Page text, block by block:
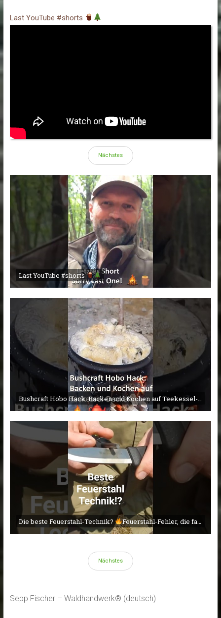
Last YouTube #shorts
Nächstes
Last YouTube #shorts
Bushcraft Hobo Hack: Backen und Kochen auf Teekessel-Deckel!
Die beste Feuerstahl-Technik? Feuerstahl-Fehler, die fast JEDER macht!
Nächstes
Sepp Fischer – Waldhandwerk® (deutsch)